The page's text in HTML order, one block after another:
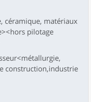
céramique, matériaux
pilotage
construction,industrie